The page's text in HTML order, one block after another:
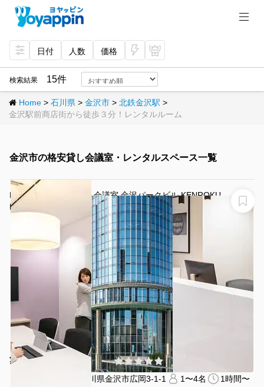
日付 人数 価格
今
すぐ
予約
レミ
アム
検索結果 15件
Home > 石川県 > 金沢市 > 北鉄金沢駅 >
金沢駅前商店街から徒歩３分！レンタルルーム
金沢市の格安貸し会議室・レンタルスペース一覧
Regus （リージャス）会議室 金沢パークビル KENROKU
Regus 会議室 金沢パークビル
¥3850 〜 ¥3850 /時間
(0件)
石川県金沢市広岡3-1-1 1〜4名
1時間〜